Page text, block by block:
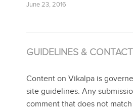
June 23, 2016
GUIDELINES & CONTACT
Content on Vikalpa is
site guidelines. Any
comment that does not